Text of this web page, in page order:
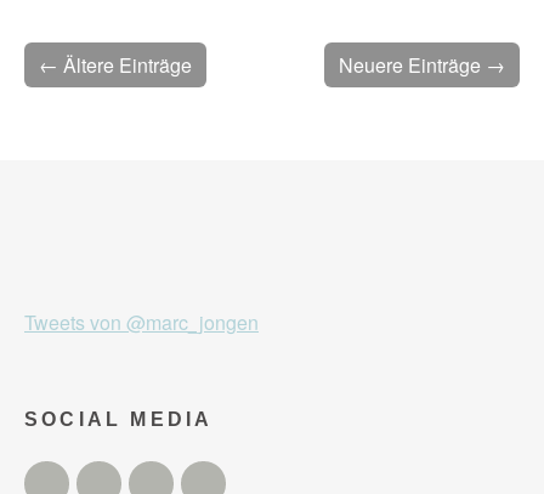
← Ältere Einträge Neuere Einträge →
Tweets von @marc_jongen
SOCIAL MEDIA
Twitter FacebookInstagram